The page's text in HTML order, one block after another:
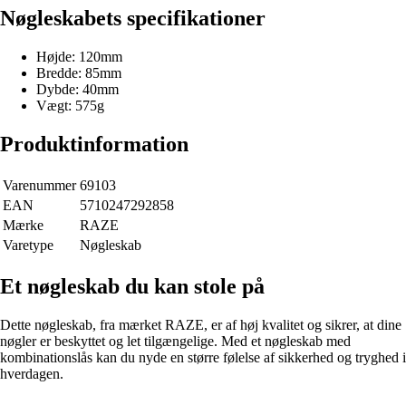
Nøgleskabets specifikationer
Højde: 120mm
Bredde: 85mm
Dybde: 40mm
Vægt: 575g
Produktinformation
Varenummer 69103
EAN
5710247292858
Mærke
RAZE
Varetype
Nøgleskab
Et nøgleskab du kan stole på
Dette nøgleskab, fra mærket RAZE, er af høj kvalitet og sikrer, at dine
nøgler er beskyttet og let tilgængelige. Med et nøgleskab med
kombinationslås kan du nyde en større følelse af sikkerhed og tryghed i
hverdagen.